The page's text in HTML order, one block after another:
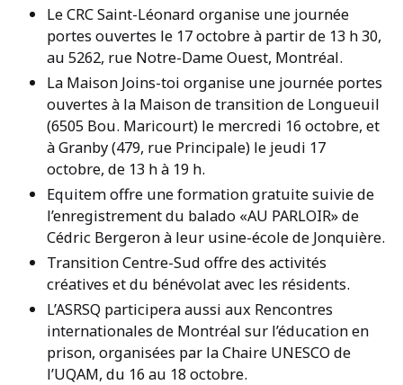
Le CRC Saint-Léonard organise une journée
portes ouvertes le 17 octobre à partir de 13 h 30,
au 5262, rue Notre-Dame Ouest, Montréal.
La Maison Joins-toi organise une journée portes
ouvertes à la Maison de transition de Longueuil
(6505 Bou. Maricourt) le mercredi 16 octobre, et
à Granby (479, rue Principale) le jeudi 17
octobre, de 13 h à 19 h.
Equitem offre une formation gratuite suivie de
l’enregistrement du balado «AU PARLOIR» de
Cédric Bergeron à leur usine-école de Jonquière.
Transition Centre-Sud offre des activités
créatives et du bénévolat avec les résidents.
L’ASRSQ participera aussi aux Rencontres
internationales de Montréal sur l’éducation en
prison, organisées par la Chaire UNESCO de
l’UQAM, du 16 au 18 octobre.